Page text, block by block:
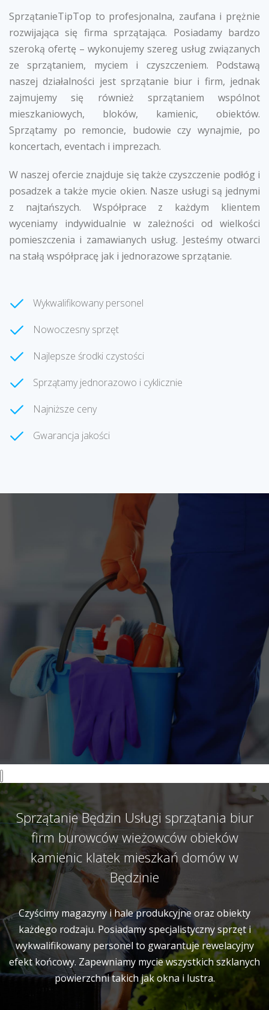
SprzątanieTipTop to profesjonalna, zaufana i prężnie
rozwijająca się firma sprzątająca. Posiadamy bardzo
szeroką ofertę – wykonujemy szereg usług związanych
ze sprzątaniem, myciem i czyszczeniem. Podstawą
naszej działalności jest sprzątanie biur i firm, jednak
zajmujemy się również sprzątaniem wspólnot
mieszkaniowych, bloków, kamienic, obiektów.
Sprzątamy po remoncie, budowie czy wynajmie, po
koncertach, eventach i imprezach.
W naszej ofercie znajduje się także czyszczenie podłóg i
posadzek a także mycie okien. Nasze usługi są jednymi
z najtańszych. Współprace z każdym klientem
wyceniamy indywidualnie w zależności od wielkości
pomieszczenia i zamawianych usług. Jesteśmy otwarci
na stałą współpracę jak i jednorazowe sprzątanie.
Wykwalifikowany personel
Nowoczesny sprzęt
Najlepsze środki czystości
Sprzątamy jednorazowo i cyklicznie
Najniższe ceny
Gwarancja jakości
Sprzątanie Będzin Usługi sprzątania biur
firm burowców wieżowców obieków
kamienic klatek mieszkań domów w
Będzinie
Czyścimy magazyny i hale produkcyjne oraz obiekty
każdego rodzaju. Posiadamy specjalistyczny sprzęt i
wykwalifikowany personel to gwarantuje rewelacyjny
efekt końcowy. Zapewniamy mycie wszystkich szklanych
powierzchni takich jak okna i lustra.